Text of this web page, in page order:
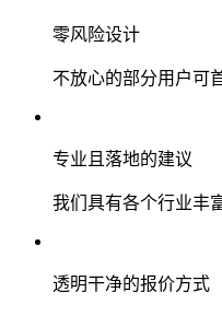
零风险设计
不放心的部分用户可
专业且落地的建议
我们具有各个行业丰
透明干净的报价方式